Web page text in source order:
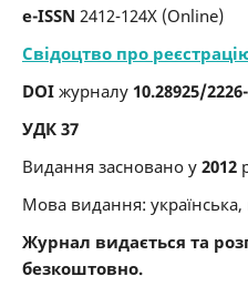
e-ISSN 2412-124X (Online)
Свідоцтво про
DOIжурналу 10.28925/
УДК 37
Видання засновано у 2012
Мова видання: українська,
Журнал видається та
безкоштовно.